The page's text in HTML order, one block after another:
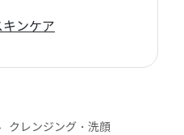
キンケア
クレンジング・洗顔